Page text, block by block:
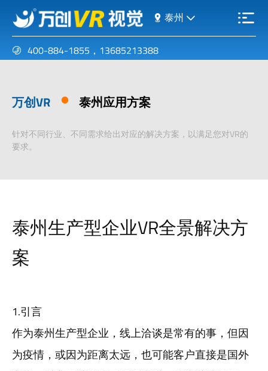
泰州
400-884-1855 ， 13685213388
万创VR 泰州应用方案
针对不同行业、不同需求给出对应的解决方案，以满足您对VR的
要求。
泰州生产型企业VR全景解决方
案
1.引言
作为泰州生产型企业，线上洽谈是常有的事，但因
为疫情，或因为距离太远，也可能客户直接是国外